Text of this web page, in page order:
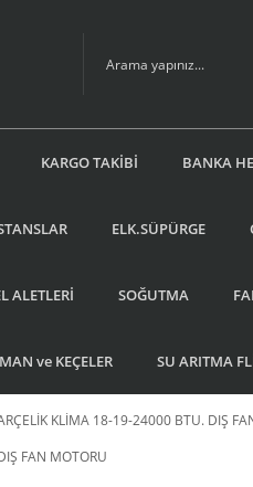
KARGO TAKİBİ BANKA
ELK.SÜPÜRGE
ALETLERİ SOĞUTMA
ve KEÇELER SU ARITMA
KLİMA 18-19-24000 BTU. DIŞ